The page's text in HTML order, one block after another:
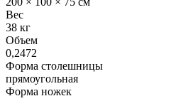
Вес
38 кг
Объем
0,2472
Форма столешницы
прямоугольная
Форма ножек